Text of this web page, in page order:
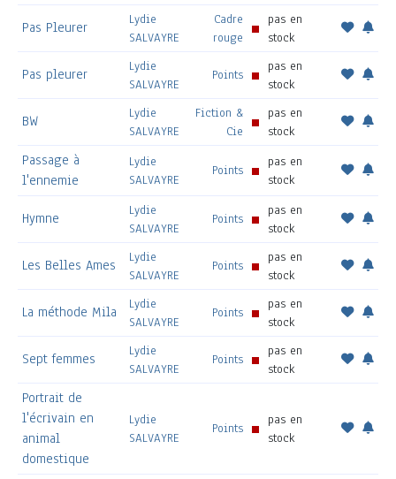
Pas Pleurer
Lydie
SALVAYRE
Cadre
rouge
pas en
stock
Pas pleurer
Lydie
SALVAYRE
Points
pas en
stock
BW
Lydie
SALVAYRE
Fiction &
Cie
pas en
stock
Passage à
l'ennemie
Lydie
SALVAYRE
Points
pas en
stock
Hymne
Lydie
SALVAYRE
Points
pas en
stock
Les Belles Ames
Lydie
SALVAYRE
Points
pas en
stock
La méthode Mila
Lydie
SALVAYRE
Points
pas en
stock
Sept femmes
Lydie
SALVAYRE
Points
pas en
stock
Portrait de
l'écrivain en
animal
domestique
Lydie
SALVAYRE
Points
pas en
stock